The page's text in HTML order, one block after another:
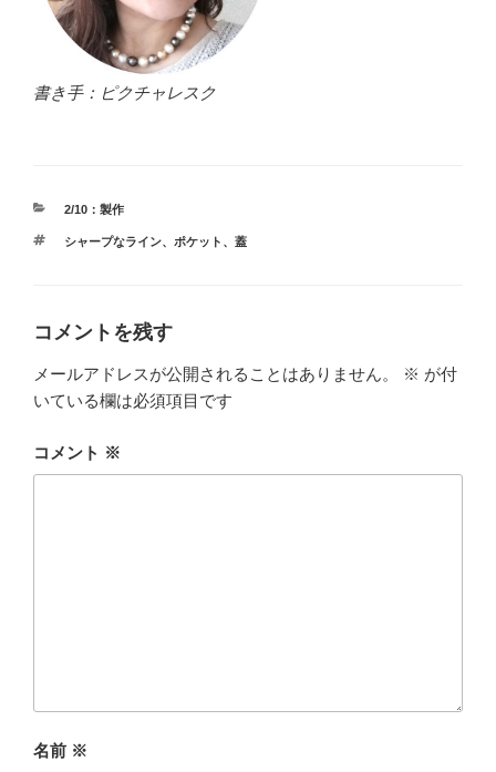
書き手：ピクチャレスク
カ
ゴ
2/10：製作
タ
シャープなライン、 ポケット 、 蓋
コメントを残す
メールアドレスが公開されることはありません。 ※ が付
いている欄は必須項目です
コメント ※
名前 ※